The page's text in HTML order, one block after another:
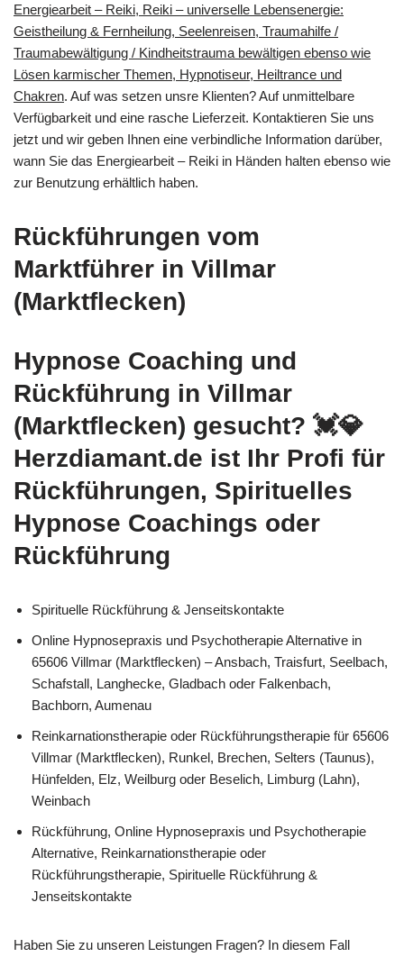
Energiearbeit – Reiki, Reiki – universelle Lebensenergie:
Geistheilung & Fernheilung, Seelenreisen, Traumahilfe /
Traumabewältigung / Kindheitstrauma bewältigen ebenso wie
Lösen karmischer Themen, Hypnotiseur, Heiltrance und
Chakren. Auf was setzen unsre Klienten? Auf unmittelbare
Verfügbarkeit und eine rasche Lieferzeit. Kontaktieren Sie uns
jetzt und wir geben Ihnen eine verbindliche Information darüber,
wann Sie das Energiearbeit – Reiki in Händen halten ebenso wie
zur Benutzung erhältlich haben.
Rückführungen vom
Marktführer in Villmar
(Marktflecken)
Hypnose Coaching und
Rückführung in Villmar
(Marktflecken) gesucht? 💓️💎
Herzdiamant.de ist Ihr Profi für
Rückführungen, Spirituelles
Hypnose Coachings oder
Rückführung
Spirituelle Rückführung & Jenseitskontakte
Online Hypnosepraxis und Psychotherapie Alternative in
65606 Villmar (Marktflecken) – Ansbach, Traisfurt, Seelbach,
Schafstall, Langhecke, Gladbach oder Falkenbach,
Bachborn, Aumenau
Reinkarnationstherapie oder Rückführungstherapie für 65606
Villmar (Marktflecken), Runkel, Brechen, Selters (Taunus),
Hünfelden, Elz, Weilburg oder Beselich, Limburg (Lahn),
Weinbach
Rückführung, Online Hypnosepraxis und Psychotherapie
Alternative, Reinkarnationstherapie oder
Rückführungstherapie, Spirituelle Rückführung &
Jenseitskontakte
Haben Sie zu unseren Leistungen Fragen? In diesem Fall